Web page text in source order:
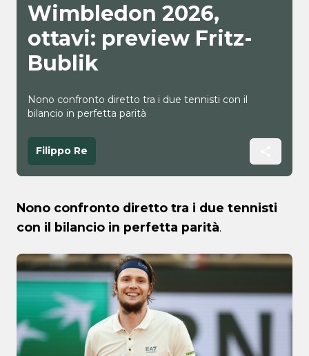
Wimbledon 2026,
ottavi: preview Fritz-
Bublik
Nono confronto diretto tra i due tennisti con il
bilancio in perfetta parità
Filippo Re
Nono confronto diretto tra i due tennisti
con il bilancio in perfetta parità.